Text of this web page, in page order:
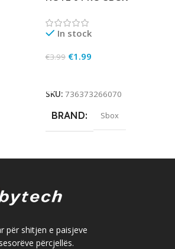
In stock
€3.99 €1.99
SKU: 736373266070
BRAND Sbox
për shitjen e paisjeve
përcjellës.